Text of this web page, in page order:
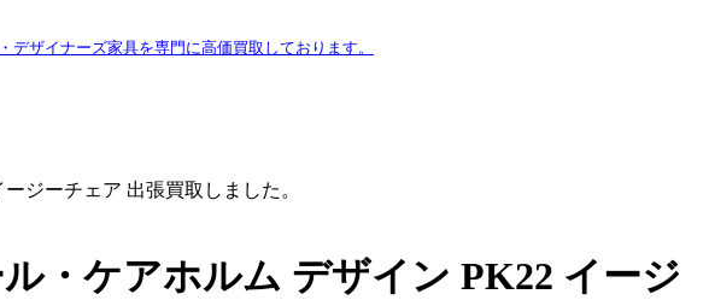
ザイナーズ家具を専門に高価買取しております。
ジーチェア 出張買取しました。
・ケアホルム デザイン PK22 イージ